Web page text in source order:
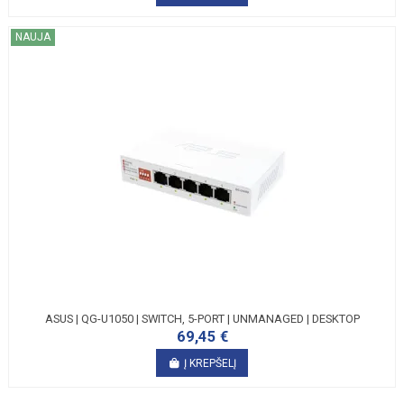
NAUJA
ASUS | QG-U1050 | SWITCH, 5-PORT | UNMANAGED | DESKTOP
69,45 €
Į KREPŠELĮ